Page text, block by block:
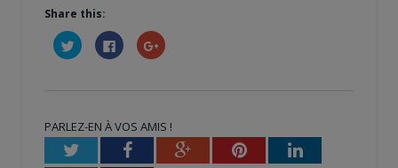
Share this:
Cliquez
pour
partager
fenêtre)
Cliquez
pour
partager
fenêtre)
Cliquez
pour
nouvelle
fenêtre)
PARLEZ-EN À VOS AMIS !
TwitterFacebookGoogle+PinterestLinkedIn